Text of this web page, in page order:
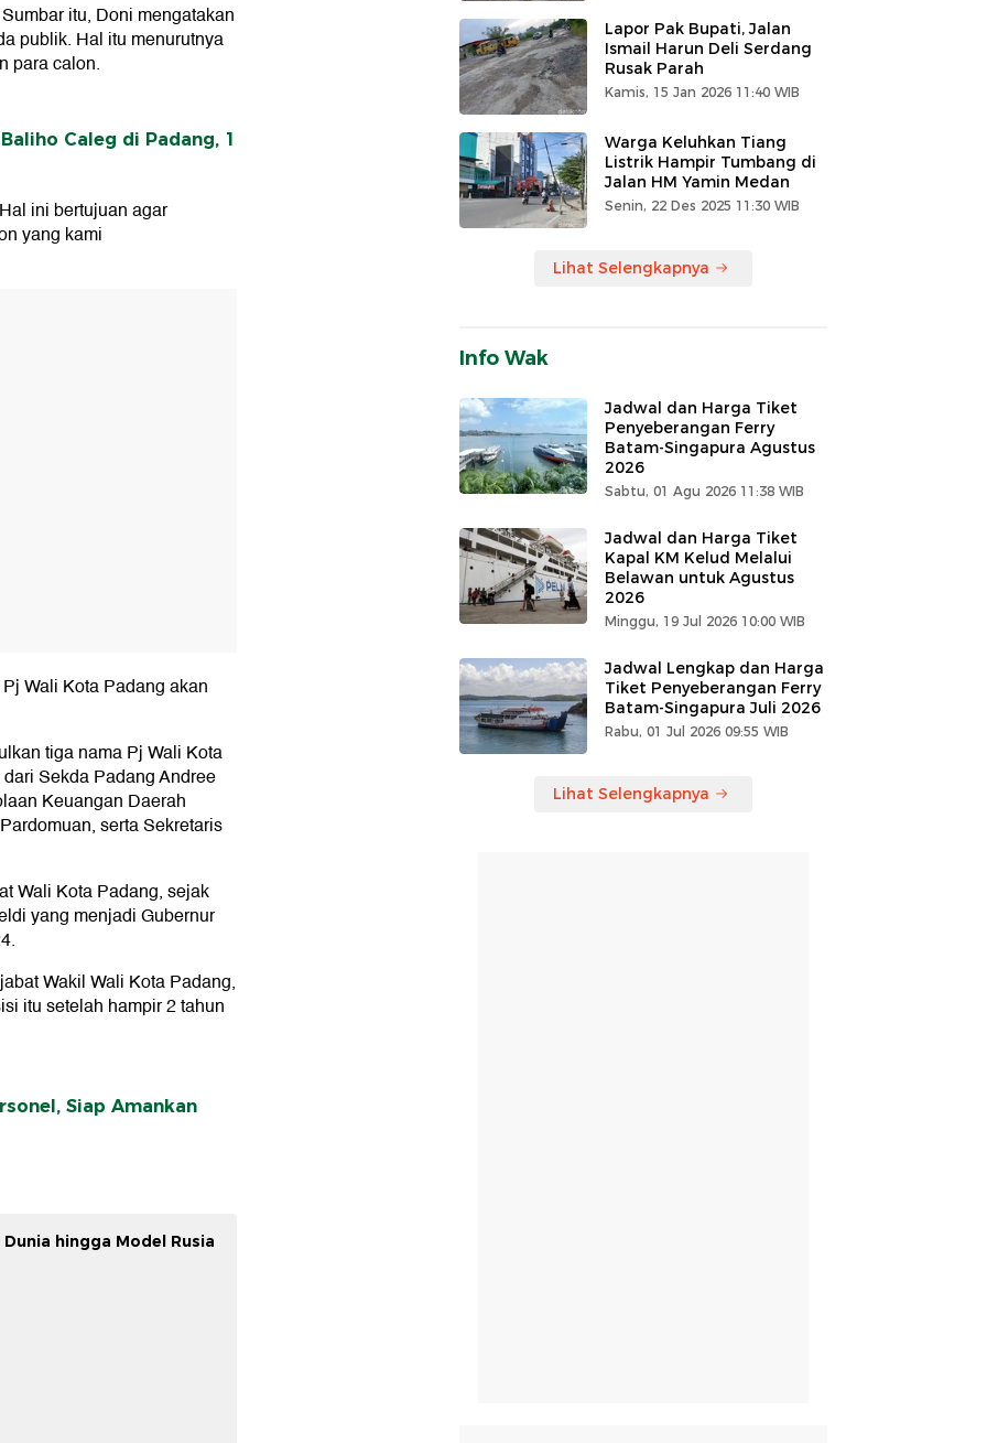
itu, Doni mengatakan
publik. Hal itu menurutnya
para calon.
Caleg di Padang, 1
ini bertujuan agar
yang kami
Wali Kota Padang akan
tiga nama Pj Wali Kota
Sekda Padang Andree
Keuangan Daerah
serta Sekretaris
Wali Kota Padang, sejak
yang menjadi Gubernur
Wakil Wali Kota Padang,
itu setelah hampir 2 tahun
Siap Amankan
hingga Model Rusia
Lapor Pak Bupati, Jalan
Ismail Harun Deli Serdang
Rusak Parah
Kamis, 15 Jan 2026 11:40 WIB
Warga Keluhkan Tiang
Listrik Hampir Tumbang di
Jalan HM Yamin Medan
Senin, 22 Des 2025 11:30 WIB
Lihat Selengkapnya
Info Wak
Jadwal dan Harga Tiket
Penyeberangan Ferry
Batam-Singapura Agustus
2026
Sabtu, 01 Agu 2026 11:38 WIB
Jadwal dan Harga Tiket
Kapal KM Kelud Melalui
Belawan untuk Agustus
2026
Minggu, 19 Jul 2026 10:00 WIB
Jadwal Lengkap dan Harga
Tiket Penyeberangan Ferry
Batam-Singapura Juli 2026
Rabu, 01 Jul 2026 09:55 WIB
Lihat Selengkapnya